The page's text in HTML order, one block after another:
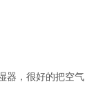
器，很好的把空气